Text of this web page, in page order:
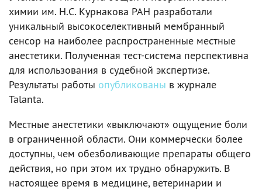
химии им. Н.С. Курнакова РАН разработали
уникальный высокоселективный мембранный
сенсор на наиболее распространенные местные
анестетики. Полученная тест-система перспективна
для использования в судебной экспертизе.
Результаты работы опубликованы в журнале
Talanta.
Местные анестетики «выключают» ощущение боли
в ограниченной области. Они коммерчески более
доступны, чем обезболивающие препараты общего
действия, но при этом их трудно обнаружить. В
настоящее время в медицине, ветеринарии и